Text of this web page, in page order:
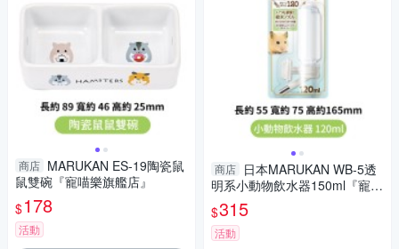
商店 MARUKAN ES-19陶瓷鼠
鼠雙碗『寵喵樂旗艦店』
$178
活動
商店 日本MARUKAN WB-5透
明系小動物飲水器150ml『寵喵
樂旗艦店』
$315
活動